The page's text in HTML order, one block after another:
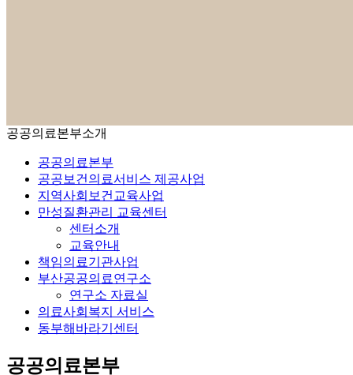
공공의료본부소개
공공의료본부
공공보건의료서비스 제공사업
지역사회보건교육사업
만성질환관리 교육센터
센터소개
교육안내
책임의료기관사업
부산공공의료연구소
연구소 자료실
의료사회복지 서비스
동부해바라기센터
공공의료본부